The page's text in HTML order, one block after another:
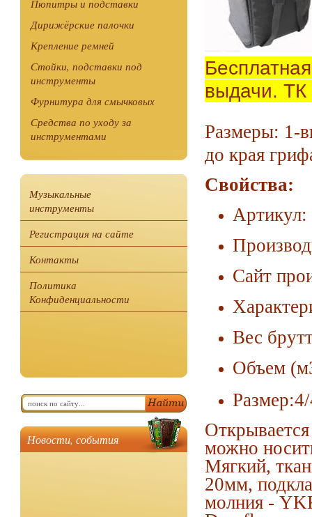
Пюпитры и подставки
Дирижёрские палочки
Крепление ремней
Стойки, подставки под
инструменты
Фурнитура для смычковых
Средства по уходу за
инструментами
Музыкальные
инструменты
Регистрация на сайте
Контакты
Политика
Конфиденциальности
Новости, события
выдачи.
Размеры: 1-
до края
Свойства:
Сайт
Вес
Объем
можно
Мягкий,
20мм,
молния -